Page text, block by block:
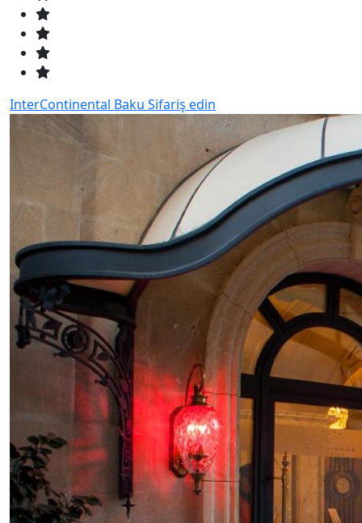
InterContinental Baku Sifariş edin